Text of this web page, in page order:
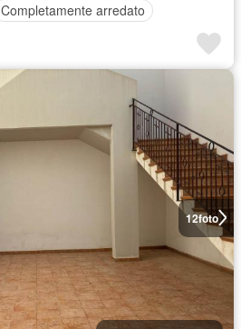
Completamente arredato
12foto